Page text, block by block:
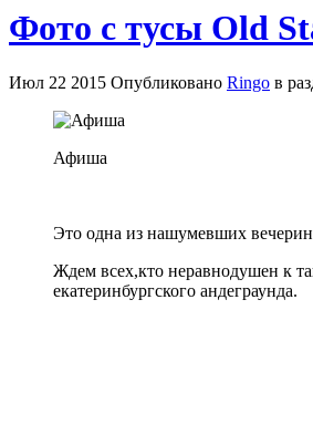
Фото с тусы Old
Июл 22 2015 Опубликовано Ringo в
Афиша
Это одна из нашумевших
Ждем всех,кто неравнодушен к
екатеринбургского андеграунда.